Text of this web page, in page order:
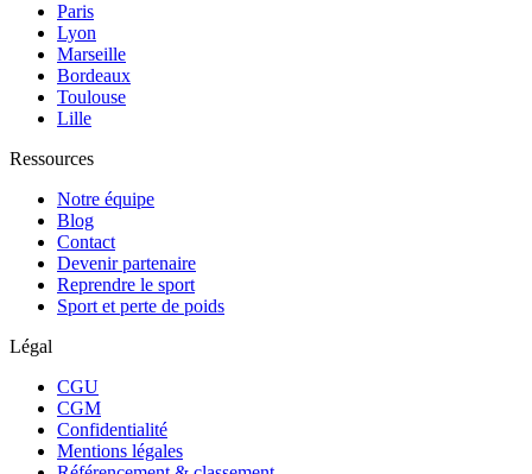
Paris
Lyon
Marseille
Bordeaux
Toulouse
Lille
Ressources
Notre équipe
Blog
Contact
Devenir partenaire
Reprendre le sport
Sport et perte de poids
Légal
CGU
CGM
Confidentialité
Mentions légales